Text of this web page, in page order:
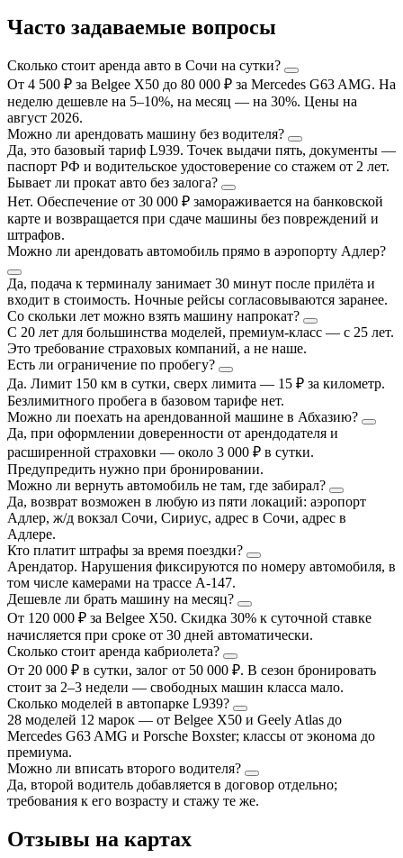
Часто задаваемые вопросы
Сколько стоит аренда авто в Сочи на сутки?
От 4 500 ₽ за Belgee X50 до 80 000 ₽ за Mercedes G63 AMG. На
неделю дешевле на 5–10%, на месяц — на 30%. Цены на
август 2026.
Можно ли арендовать машину без водителя?
Да, это базовый тариф L939. Точек выдачи пять, документы —
паспорт РФ и водительское удостоверение со стажем от 2 лет.
Бывает ли прокат авто без залога?
Нет. Обеспечение от 30 000 ₽ замораживается на банковской
карте и возвращается при сдаче машины без повреждений и
штрафов.
Можно ли арендовать автомобиль прямо в аэропорту Адлер?
Да, подача к терминалу занимает 30 минут после прилёта и
входит в стоимость. Ночные рейсы согласовываются заранее.
Со скольки лет можно взять машину напрокат?
С 20 лет для большинства моделей, премиум-класс — с 25 лет.
Это требование страховых компаний, а не наше.
Есть ли ограничение по пробегу?
Да. Лимит 150 км в сутки, сверх лимита — 15 ₽ за километр.
Безлимитного пробега в базовом тарифе нет.
Можно ли поехать на арендованной машине в Абхазию?
Да, при оформлении доверенности от арендодателя и
расширенной страховки — около 3 000 ₽ в сутки.
Предупредить нужно при бронировании.
Можно ли вернуть автомобиль не там, где забирал?
Да, возврат возможен в любую из пяти локаций: аэропорт
Адлер, ж/д вокзал Сочи, Сириус, адрес в Сочи, адрес в
Адлере.
Кто платит штрафы за время поездки?
Арендатор. Нарушения фиксируются по номеру автомобиля, в
том числе камерами на трассе А-147.
Дешевле ли брать машину на месяц?
От 120 000 ₽ за Belgee X50. Скидка 30% к суточной ставке
начисляется при сроке от 30 дней автоматически.
Сколько стоит аренда кабриолета?
От 20 000 ₽ в сутки, залог от 50 000 ₽. В сезон бронировать
стоит за 2–3 недели — свободных машин класса мало.
Сколько моделей в автопарке L939?
28 моделей 12 марок — от Belgee X50 и Geely Atlas до
Mercedes G63 AMG и Porsche Boxster; классы от эконома до
премиума.
Можно ли вписать второго водителя?
Да, второй водитель добавляется в договор отдельно;
требования к его возрасту и стажу те же.
Отзывы на картах